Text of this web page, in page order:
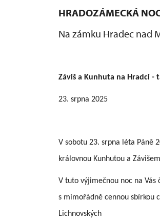
HRADOZÁMECKÁ
Na zámku Hradec nad
Záviš a Kunhuta na Hradci -
23. srpna 2025
V sobotu 23. srpna léta Páně
královnou Kunhutou a
V tuto výjimečnou noc na
s mimořádně cennou sbírkou
Lichnovských